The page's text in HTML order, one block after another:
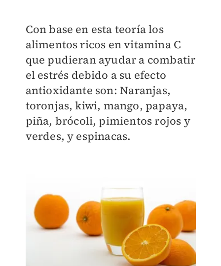
Con base en esta teoría los
alimentos ricos en vitamina C
que pudieran ayudar a combatir
el estrés debido a su efecto
antioxidante son:Naranjas,
toronjas, kiwi, mango, papaya,
piña, brócoli, pimientos rojos y
verdes, y espinacas.